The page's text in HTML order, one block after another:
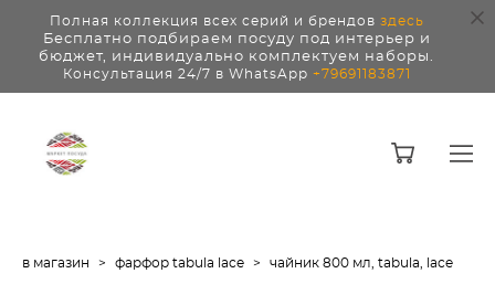
Полная коллекция всех серий и брендов здесь
Бесплатно подбираем посуду под интерьер и
бюджет, индивидуально комплектуем наборы.
Консультация 24/7 в WhatsApp +79691183871
в магазин > фарфор tabula lace > чайник 800 мл, tabula, lace